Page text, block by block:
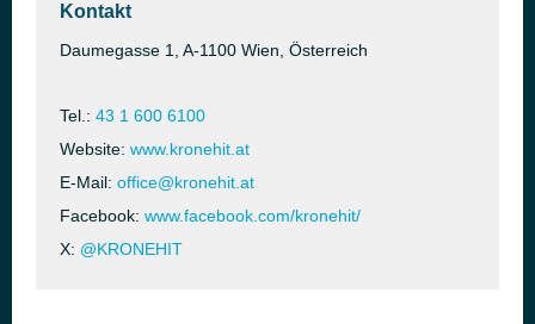
Kontakt
Daumegasse 1, A-1100 Wien, Österreich
Tel.: 43 1 600 6100
Website: www.kronehit.at
E-Mail: office@kronehit.at
Facebook: www.facebook.com/kronehit/
X: @KRONEHIT